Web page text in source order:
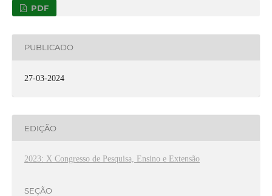
PDF
PUBLICADO
27-03-2024
EDIÇÃO
2023: X Congresso de Pesquisa, Ensino e Extensão
SEÇÃO